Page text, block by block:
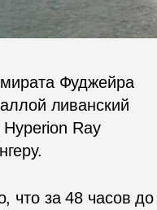
Фуджейра
ливанский
Ray
что за 48 часов до